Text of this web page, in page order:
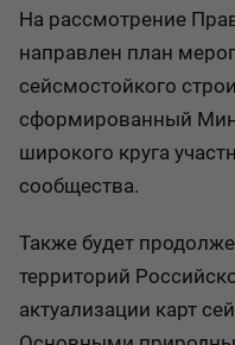
На рассмотрение
направлен план
сейсмостойкого
сформированный
широкого круга
сообщества.
Также будет
территорий
актуализации карт